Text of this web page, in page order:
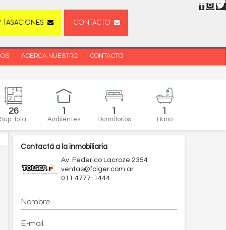
CONTACTO
TASACIONES
ACERCA NUESTRO CONTACTO
26
Sup. total
1
Ambientes
1
Dormitorios
1
Baño
Contactá a la inmobiliaria
Av. Federico Lacroze 2354
ventas@folger.com.ar
011 4777-1444